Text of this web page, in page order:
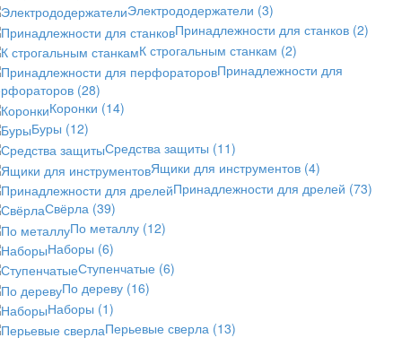
Электрододержатели (3)
Принадлежности для станков (2)
К строгальным станкам (2)
Принадлежности для
(28)
Коронки (14)
Буры (12)
Средства защиты (11)
Ящики для инструментов (4)
Принадлежности для дрелей (73)
Свёрла (39)
По металлу (12)
Наборы (6)
Ступенчатые (6)
По дереву (16)
Наборы (1)
Перьевые сверла (13)